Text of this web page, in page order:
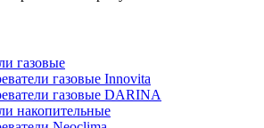
газовые
газовые Innovita
газовые DARINA
накопительные